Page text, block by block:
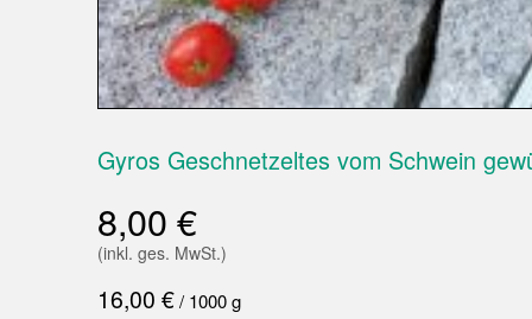
Gyros Geschnetzeltes vom Schwein
8,00 €
(inkl. ges. MwSt.)
16,00 €/ 1000g